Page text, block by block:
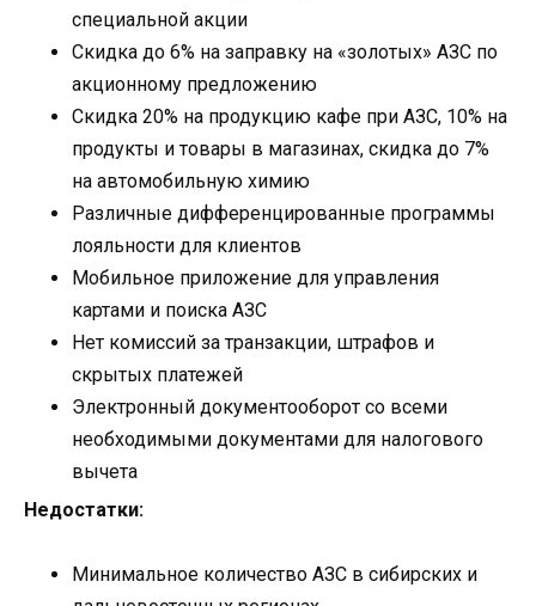
специальной акции
Скидка до 6% на заправку на «золотых» АЗС по
акционному предложению
Скидка 20% на продукцию кафе при АЗС, 10% на
продукты и товары в магазинах, скидка до 7%
на автомобильную химию
Различные дифференцированные программы
лояльности для клиентов
Мобильное приложение для управления
картами и поиска АЗС
Нет комиссий за транзакции, штрафов и
скрытых платежей
Электронный документооборот со всеми
необходимыми документами для налогового
вычета
Недостатки:
Минимальное количество АЗС в сибирских и